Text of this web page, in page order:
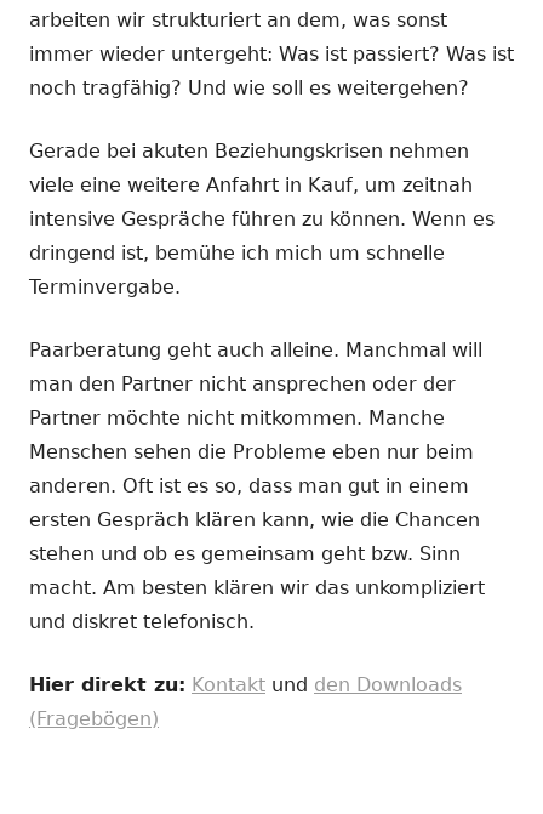
arbeiten wir strukturiert an dem, was sonst
immer wieder untergeht: Was ist passiert? Was ist
noch tragfähig? Und wie soll es weitergehen?
Gerade bei akuten Beziehungskrisen nehmen
viele eine weitere Anfahrt in Kauf, um zeitnah
intensive Gespräche führen zu können. Wenn es
dringend ist, bemühe ich mich um schnelle
Terminvergabe.
Paarberatung geht auch alleine. Manchmal will
man den Partner nicht ansprechen oder der
Partner möchte nicht mitkommen. Manche
Menschen sehen die Probleme eben nur beim
anderen. Oft ist es so, dass man gut in einem
ersten Gespräch klären kann, wie die Chancen
stehen und ob es gemeinsam geht bzw. Sinn
macht. Am besten klären wir das unkompliziert
und diskret telefonisch.
Hier direkt zu: Kontakt und den Downloads
(Fragebögen)